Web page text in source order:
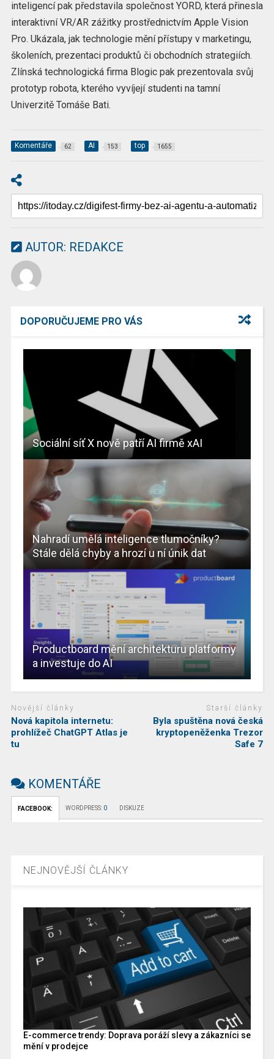
inteligencí pak představila společnost YORD, která přinesla
interaktivní VR/AR zážitky prostřednictvím Apple Vision
Pro. Ukázala, jak technologie mění přístupy v marketingu,
školeních, prezentaci produktů či obchodních strategiích.
Zlínská technologická firma Blogic pak prezentovala svůj
prototyp robota, kterého vyvíjejí studenti na tamní
Univerzitě Tomáše Bati.
Komentáře 62 AI 153 top 1655
AUTOR: REDAKCE
DOPORUČUJEME PRO VÁS
Sociální síť X nově patří AI firmě xAI
Nahradí umělá inteligence tlumočníky?
Stále dělá chyby a hrozí u ní únik dat
Productboard mění architekturu platformy
a investuje do AI
Novější články
Nová kapitola internetu:
prohlížeč ChatGPT Atlas je
tu
Starší články
Byla spuštěna nová česká
kryptopeněženka Trezor
Safe 7
KOMENTÁŘE
FACEBOOK: WORDPRESS: 0 DISKUZE
NEJNOVĚJŠÍ ČLÁNKY
E-commerce trendy: Doprava poráží slevy a zákazníci se
mění v prodejce